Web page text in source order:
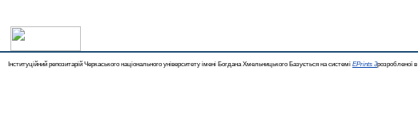
Інституційний репозитарій Черкаського національного університету імені Богдана Хмельницького Базується на системі EPrints 3розробленої в